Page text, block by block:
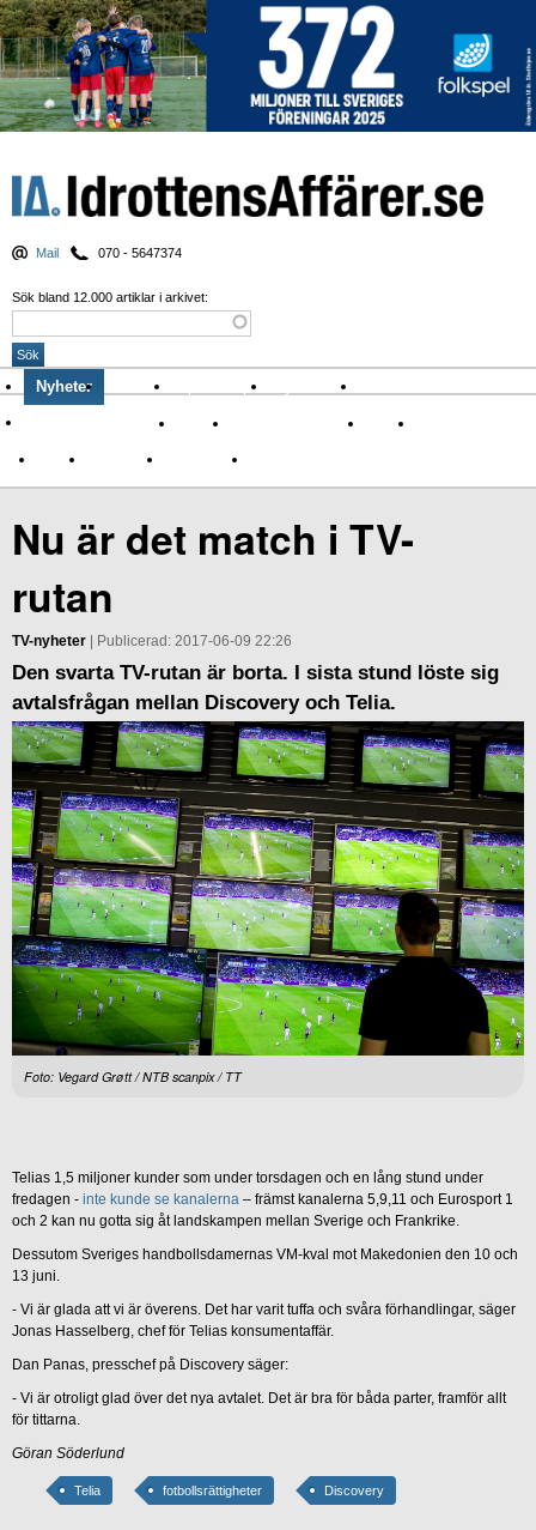
Mail 070 - 5647374
Sök bland 12.000 artiklar i arkivet:
Nyheter Krönikor Sport & spel Nyhetsbrev
Om Idrottens Affärer
Affärer I spåren av Corona Arena
Namn Sponsring TV-nyheter
Nu är det match i TV-
rutan
TV-nyheter | Publicerad: 2017-06-09 22:26
Den svarta TV-rutan är borta. I sista stund löste sig
avtalsfrågan mellan Discovery och Telia.
Foto: Vegard Grøtt / NTB scanpix / TT
Telias 1,5 miljoner kunder som under torsdagen och en lång stund under
fredagen - inte kunde se kanalerna – främst kanalerna 5,9,11 och Eurosport 1
och 2 kan nu gotta sig åt landskampen mellan Sverige och Frankrike.
Dessutom Sveriges handbollsdamernas VM-kval mot Makedonien den 10 och
13 juni.
- Vi är glada att vi är överens. Det har varit tuffa och svåra förhandlingar, säger
Jonas Hasselberg, chef för Telias konsumentaffär.
Dan Panas, presschef på Discovery säger:
- Vi är otroligt glad över det nya avtalet. Det är bra för båda parter, framför allt
för tittarna.
Göran Söderlund
Telia fotbollsrättigheter Discovery